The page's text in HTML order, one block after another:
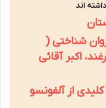
اند
شناختی (
اکبر آقائی
از آلفونسو